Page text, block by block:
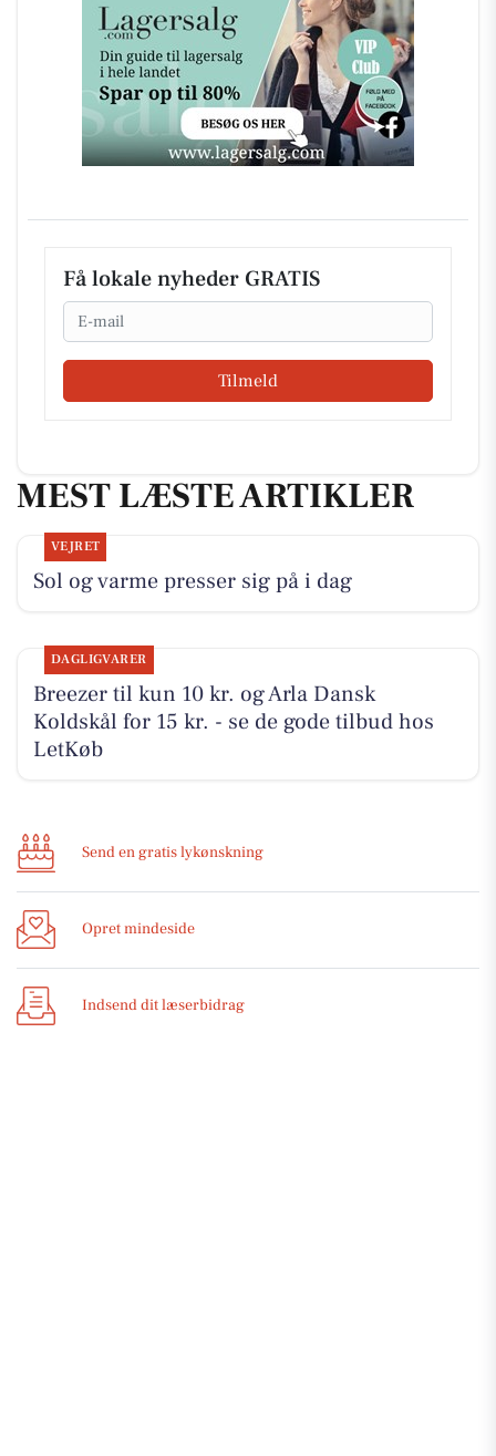
Få lokale nyheder GRATIS
Email
Tilmeld
MEST LÆSTE ARTIKLER
VEJRET
Sol og varme presser sig på i dag
DAGLIGVARER
Breezer til kun 10 kr. og Arla Dansk
Koldskål for 15 kr. - se de gode tilbud hos
LetKøb
Send en gratis lykønskning
Opret mindeside
Indsend dit læserbidrag